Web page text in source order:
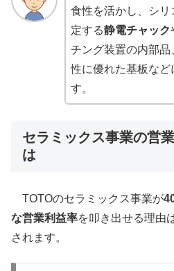
食性を活かし、シリ
定する静電チャック
チング装置の内部
性に優れた基板など
す。
セラミックス事業の営
は
TOTOのセラミックス事業が
な営業利益率を叩き出せる理由
されます。